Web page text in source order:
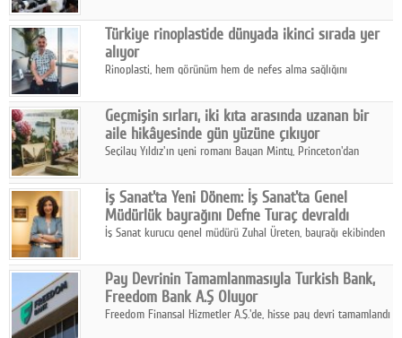
Türkiye rinoplastide dünyada ikinci sırada yer
alıyor
Rinoplasti, hem görünüm hem de nefes alma sağlığını
biri konumunda.
Geçmişin sırları, iki kıta arasında uzanan bir
aile hikâyesinde gün yüzüne çıkıyor
Seçilay Yıldız'ın yeni romanı Bayan Minty, Princeton'dan
katmanlı bir aile hikâyesi anlatıyor.
İş Sanat'ta Yeni Dönem: İş Sanat'ta Genel
Müdürlük bayrağını Defne Turaç devraldı
İş Sanat kurucu genel müdürü Zuhal Üreten, bayrağı ekibinden
Pay Devrinin Tamamlanmasıyla Turkish Bank,
Freedom Bank A.Ş Oluyor
Freedom Finansal Hizmetler A.Ş.'de, hisse pay devri tamamlandı